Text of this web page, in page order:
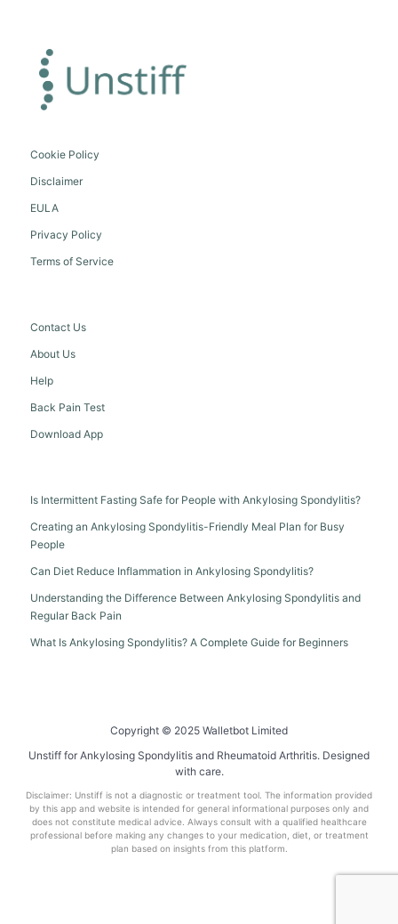
Cookie Policy
Disclaimer
EULA
Privacy Policy
Terms of Service
Contact Us
About Us
Help
Back Pain Test
Download App
Is Intermittent Fasting Safe for People with Ankylosing Spondylitis?
Creating an Ankylosing Spondylitis-Friendly Meal Plan for Busy
People
Can Diet Reduce Inflammation in Ankylosing Spondylitis?
Understanding the Difference Between Ankylosing Spondylitis and
Regular Back Pain
What Is Ankylosing Spondylitis? A Complete Guide for Beginners
Copyright © 2025 Walletbot Limited
Unstiff for Ankylosing Spondylitis and Rheumatoid Arthritis. Designed
with care.
Disclaimer: Unstiff is not a diagnostic or treatment tool. The information provided
by this app and website is intended for general informational purposes only and
does not constitute medical advice. Always consult with a qualified healthcare
professional before making any changes to your medication, diet, or treatment
plan based on insights from this platform.